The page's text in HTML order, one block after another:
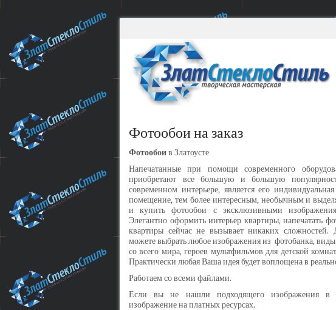
Фотообои на заказ
Фотообоив Златоусте
Напечатанные при помощи современного
приобретают все большую и большую
современном интерьере, является его
помещение, тем более интересным, необычным и
и купить фотообои с эксклюзивными
Элегантно оформить интерьер квартиры, напечатать
квартиры сейчас не вызывает никаких
можете выбрать любое изображения из фотобанка,
со всего мира, героев мультфильмов для детской
Практически любая Ваша идея будет воплощена в
Работаем со всеми файлами.
Если вы не нашли подходящего изображения в
изображение на платных ресурсах.